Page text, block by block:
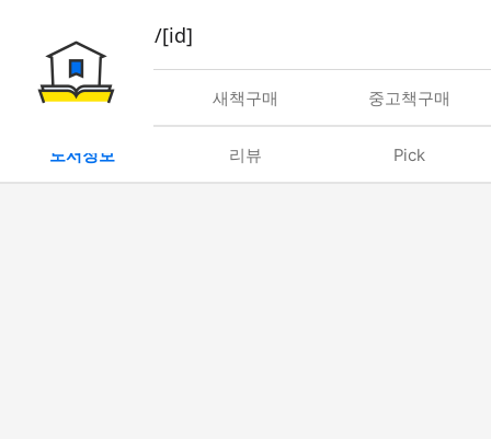
book/rent/[id]
대여 새책구매 중고책구매
도서정보 리뷰 Pick